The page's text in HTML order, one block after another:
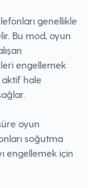
genellikle
Bu mod, oyun
engellemek
aktif hale
oyun
soğutma
engellemek için